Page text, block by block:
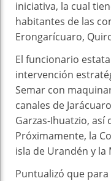
iniciativa, la cual
habitantes de las
Erongarícuaro,
El funcionario
intervención
Semar con
canales de
Garzas-Ihuatzio, así
Próximamente, la
isla de Urandén y la
Puntualizó que